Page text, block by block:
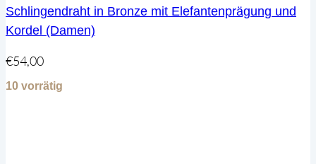
Schlingendraht in Bronze mit Elefantenprägung und
Kordel (Damen)
€54,00
10 vorrätig